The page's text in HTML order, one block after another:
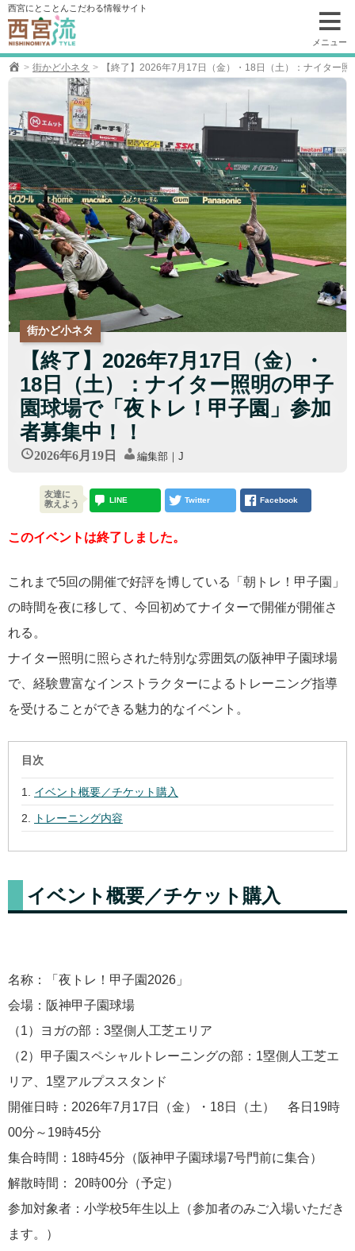
コ
ン
テ
ン
動
西宮にとことんこだわる情報サイト
メニュー
街かど小ネタ 【終了】2026年7月17日（金）・18日（土）：ナイター
街かど小ネタ
【終了】2026年7月17日（金）・
18日（土）：ナイター照明の甲子
園球場で「夜トレ！甲子園」参加
者募集中！！
2026年6月19日 編集部｜J
このイベントは終了しました。
これまで5回の開催で好評を博している「朝トレ！甲子園」
の時間を夜に移して、今回初めてナイターで開催が開催さ
れる。
ナイター照明に照らされた特別な雰囲気の阪神甲子園球場
で、経験豊富なインストラクターによるトレーニング指導
を受けることができる魅力的なイベント。
目次
イベント概要／チケット購入
トレーニング内容
イベント概要／チケット購入
名称：「夜トレ！甲子園2026」
会場：阪神甲子園球場
（1）ヨガの部：3塁側人工芝エリア
（2）甲子園スペシャルトレーニングの部：1塁側人工芝エ
リア、1塁アルプススタンド
開催日時：2026年7月17日（金）・18日（土） 各日19時
00分～19時45分
集合時間：18時45分（阪神甲子園球場7号門前に集合）
解散時間： 20時00分（予定）
参加対象者：小学校5年生以上（参加者のみご入場いただき
ます。）
友達に
教えよう
LINE Twitter Facebook